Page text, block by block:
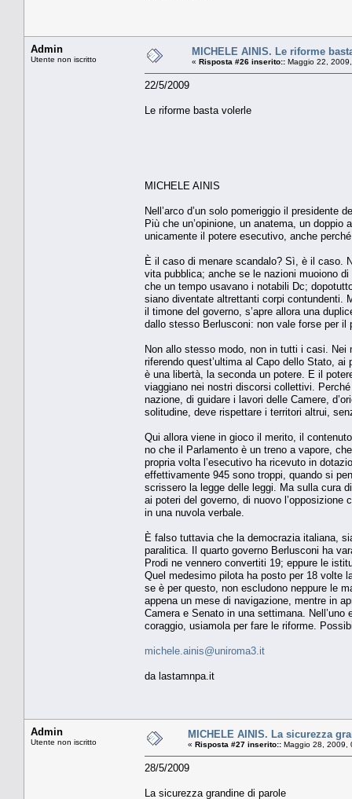
Admin
Utente non iscritto
MICHELE AINIS. Le riforme
« Risposta #26 inserito:: Maggio 22,
22/5/2009
Le riforme basta volerle
MICHELE AINIS
Nell’arco d’un solo pomeriggio il
Più che un’opinione, un anatema, un
unicamente il potere esecutivo, anche
È il caso di menare scandalo? Sì, è il caso.
vita pubblica; anche se le nazioni muoiono
che un tempo usavano i notabili Dc;
siano diventate altrettanti corpi contundenti.
il timone del governo, s’apre allora una
dallo stesso Berlusconi: non vale forse per
Non allo stesso modo, non in tutti i casi.
riferendo quest’ultima al Capo dello Stato,
è una libertà, la seconda un potere. E il
viaggiano nei nostri discorsi collettivi. Perché
nazione, di guidare i lavori delle Camere,
solitudine, deve rispettare i territori altrui,
Qui allora viene in gioco il merito, il
no che il Parlamento è un treno a vapore,
propria volta l’esecutivo ha ricevuto in
effettivamente 945 sono troppi, quando si
scrissero la legge delle leggi. Ma sulla cura
ai poteri del governo, di nuovo
in una nuvola verbale.
È falso tuttavia che la democrazia italiana,
paralitica. Il quarto governo Berlusconi ha
Prodi ne vennero convertiti 19; eppure le
Quel medesimo pilota ha posto per 18 volte
se è per questo, non escludono neppure le
appena un mese di navigazione, mentre in
Camera e Senato in una settimana.
coraggio, usiamola per fare le riforme.
michele.ainis@uniroma3.it
da lastamnpa.it
Admin
Utente non iscritto
MICHELE AINIS. La sicurezza
« Risposta #27 inserito:: Maggio 28, 2009,
28/5/2009
La sicurezza grandine di parole